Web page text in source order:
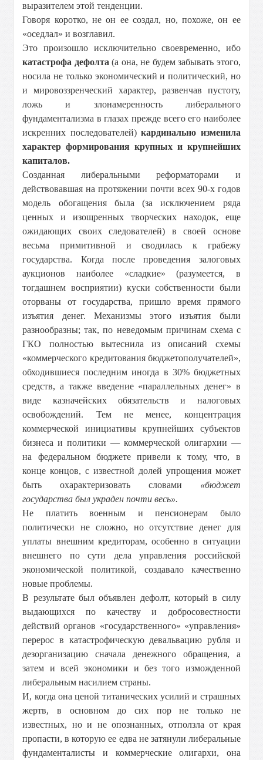
выразителем этой тенденции.
Говоря коротко, не он ее создал, но, похоже, он ее
«оседлал» и возглавил.
Это произошло исключительно своевременно, ибо
катастрофа дефолта (а она, не будем забывать этого,
носила не только экономический и политический, но
и мировоззренческий характер, развенчав пустоту,
ложь и злонамеренность либерального
фундаментализма в глазах прежде всего его наиболее
искренних последователей)кардинально изменила
характер формирования крупных и крупнейших
капиталов.
Созданная либеральными реформаторами и
действовавшая на протяжении почти всех 90-х годов
модель обогащения была (за исключением ряда
ценных и изощренных творческих находок, еще
ожидающих своих следователей) в своей основе
весьма примитивной и сводилась к грабежу
государства. Когда после проведения залоговых
аукционов наиболее «сладкие» (разумеется, в
тогдашнем восприятии) куски собственности были
оторваны от государства, пришло время прямого
изъятия денег. Механизмы этого изъятия были
разнообразны; так, по неведомым причинам схема с
ГКО полностью вытеснила из описаний схемы
«коммерческого кредитования бюджетополучателей»,
обходившиеся последним иногда в 30% бюджетных
средств, а также введение «параллельных денег» в
виде казначейских обязательств и налоговых
освобождений. Тем не менее, концентрация
коммерческой инициативы крупнейших субъектов
бизнеса и политики — коммерческой олигархии —
на федеральном бюджете привели к тому, что, в
конце концов, с известной долей упрощения может
быть охарактеризовать словами «бюджет
государства был украден почти весь».
Не платить военным и пенсионерам было
политически не сложно, но отсутствие денег для
уплаты внешним кредиторам, особенно в ситуации
внешнего по сути дела управления российской
экономической политикой, создавало качественно
новые проблемы.
В результате был объявлен дефолт, который в силу
выдающихся по качеству и добросовестности
действий органов «государственного» «управления»
перерос в катастрофическую девальвацию рубля и
дезорганизацию сначала денежного обращения, а
затем и всей экономики и без того изможденной
либеральным насилием страны.
И, когда она ценой титанических усилий и страшных
жертв, в основном до сих пор не только не
известных, но и не опознанных, отползла от края
пропасти, в которую ее едва не затянули либеральные
фундаменталисты и коммерческие олигархи, она